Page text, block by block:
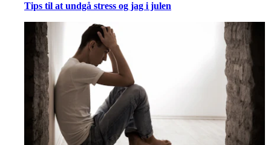
Tips til at undgå stress og jag i julen